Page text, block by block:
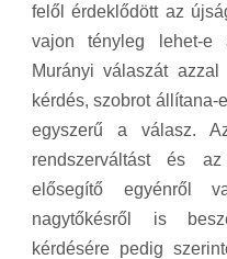
felől érdeklődött az
vajon tényleg lehet-e
Murányi válaszát
kérdés, szobrot állítana-
egyszerű a válasz.
rendszerváltást és az
elősegítő egyénről
nagytőkésről is
kérdésére pedig